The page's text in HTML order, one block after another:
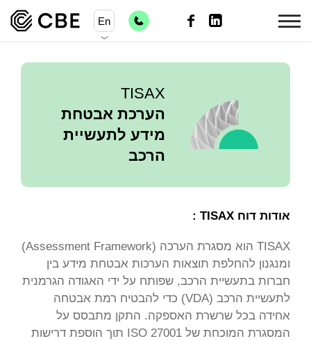
En
TISAX
הערכת אבטחת
מידע לתעשיית
הרכב
אודות דוח TISAX :
TISAX הוא מסגרת הערכה (Assessment Framework)
ומנגנון להחלפת תוצאות הערכות אבטחת מידע בין
חברות בתעשיית הרכב, שפותח על ידי האגודה הגרמנית
לתעשיית הרכב (VDA) כדי להבטיח רמת אבטחה
אחידה בכל שרשרת האספקה. התקן מתבסס על
המסגרת המוכחת של ISO 27001 תוך הוספת דרישות